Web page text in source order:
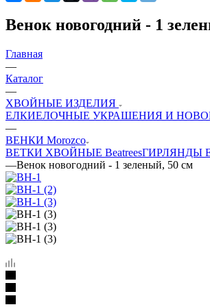
Венок новогодний - 1
Главная
—
Каталог
—
ХВОЙНЫЕ ИЗДЕЛИЯ
ЕЛКИЕЛОЧНЫЕ УКРАШЕНИЯ И
—
ВЕНКИ Morozco
ВЕТКИ ХВОЙНЫЕ BeatreesГИРЛЯНДЫ
—Венок новогодний - 1 зеленый, 50 см